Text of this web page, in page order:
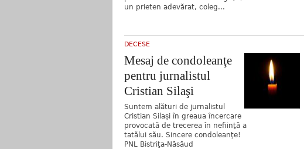
un prieten adevărat, coleg...
DECESE
Mesaj de condoleanţe
pentru jurnalistul
Cristian Silaşi
Suntem alături de jurnalistul
Cristian Silași în greaua încercare
provocată de trecerea în nefiinţă a
tatălui său. Sincere condoleanţe!
PNL Bistriţa-Năsăud